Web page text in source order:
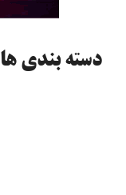
دسته‌ بندی ها